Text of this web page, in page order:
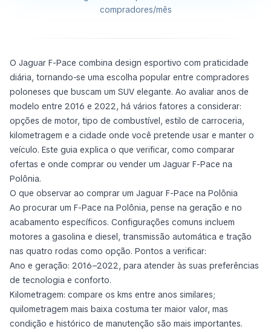
compradores/mês
O Jaguar F-Pace combina design esportivo com praticidade
diária, tornando-se uma escolha popular entre compradores
poloneses que buscam um SUV elegante. Ao avaliar anos de
modelo entre 2016 e 2022, há vários fatores a considerar:
opções de motor, tipo de combustível, estilo de carroceria,
kilometragem e a cidade onde você pretende usar e manter o
veículo. Este guia explica o que verificar, como comparar
ofertas e onde comprar ou vender um Jaguar F-Pace na
Polônia.
O que observar ao comprar um Jaguar F-Pace na Polônia
Ao procurar um F-Pace na Polônia, pense na geração e no
acabamento específicos. Configurações comuns incluem
motores a gasolina e diesel, transmissão automática e tração
nas quatro rodas como opção. Pontos a verificar:
Ano e geração: 2016–2022, para atender às suas preferências
de tecnologia e conforto.
Kilometragem: compare os kms entre anos similares;
quilometragem mais baixa costuma ter maior valor, mas
condição e histórico de manutenção são mais importantes.